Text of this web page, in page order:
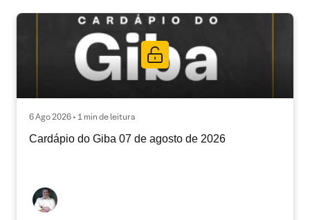
6 Ago 2026 • 1 min de leitura
Cardápio do Giba 07 de agosto de 2026